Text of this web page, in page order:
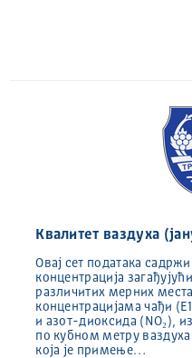
Квалитет ваздуха
Овај сет података
концентрација
различитих мерних
концентрацијама чађи
и азот-диоксида (NO₂),
по кубном метру
која је примење…